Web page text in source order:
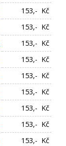
153,- Kč
153,- Kč
153,- Kč
153,- Kč
153,- Kč
153,- Kč
153,- Kč
153,- Kč
153,- Kč